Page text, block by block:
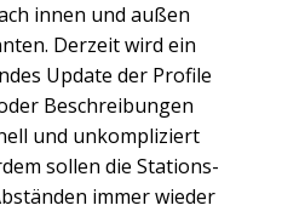
innen und außen
Derzeit wird ein
Update der Profile
Beschreibungen
und unkompliziert
sollen die Stations-
immer wieder